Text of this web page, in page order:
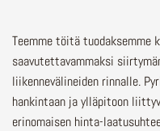
Teemme töitä tuodaksemme
saavutettavammaksi
liikennevälineiden rinnalle.
hankintaan ja ylläpitoon
erinomaisen hinta-